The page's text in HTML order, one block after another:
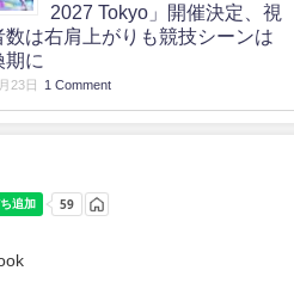
2027 Tokyo」開催決定、視
数は右肩上がりも競技シーンは
期に
23日 1 Comment